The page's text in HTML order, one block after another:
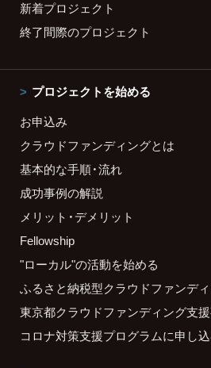
新着プロジェクト
終了間際のプロジェクト
プロジェクトを始める
お申込み
クラウドファンディングとは
基本的な手順・流れ
成功事例の解説
メリット・デメリット
Fellowship
"ローカル"の活動を始める
ふるさと納税型クラウドファンデ
東京都クラウドファンディング支
コロナ対策支援プログラムに申し